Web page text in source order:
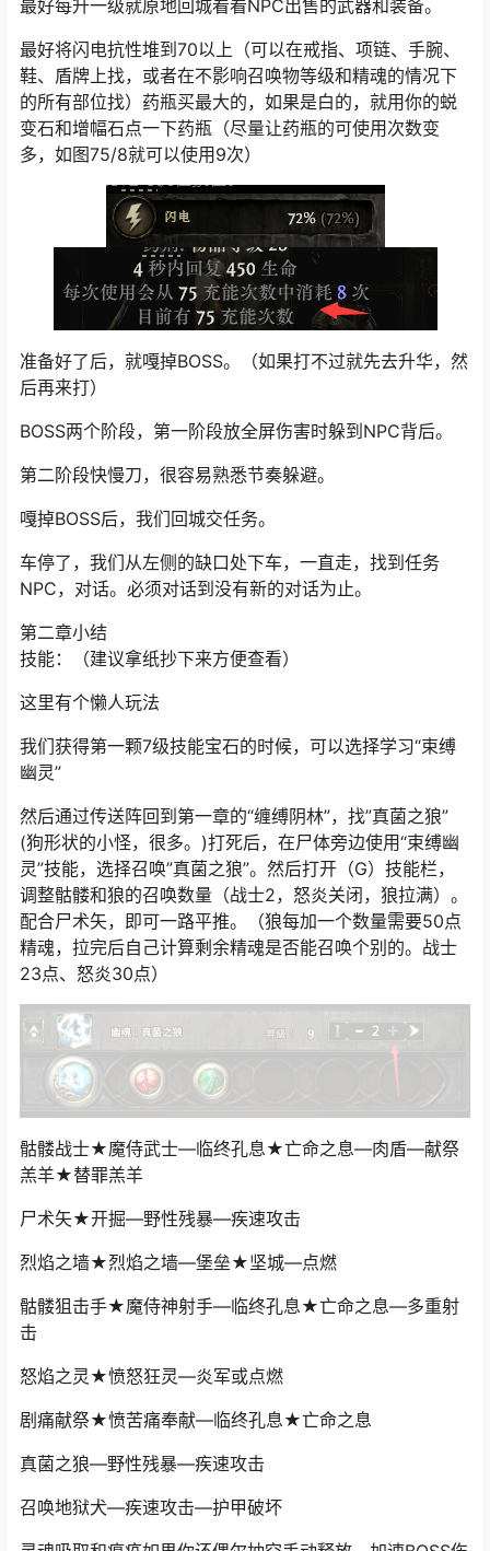
最好将闪电抗性堆到70以上（可以在戒指、项链、手腕、
鞋、盾牌上找，或者在不影响召唤物等级和精魂的情况下
的所有部位找）药瓶买最大的，如果是白的，就用你的蜕
变石和增幅石点一下药瓶（尽量让药瓶的可使用次数变
多，如图75/8就可以使用9次）
准备好了后，就嘎掉BOSS。（如果打不过就先去升华，然
后再来打）
BOSS两个阶段，第一阶段放全屏伤害时躲到NPC背后。
第二阶段快慢刀，很容易熟悉节奏躲避。
嘎掉BOSS后，我们回城交任务。
车停了，我们从左侧的缺口处下车，一直走，找到任务
NPC，对话。必须对话到没有新的对话为止。
第二章小结
技能：（建议拿纸抄下来方便查看）
这里有个懒人玩法
我们获得第一颗7级技能宝石的时候，可以选择学习“束缚
幽灵”
然后通过传送阵回到第一章的“缠缚阴林”，找”真菌之狼”
(狗形状的小怪，很多。)打死后，在尸体旁边使用“束缚幽
灵”技能，选择召唤”真菌之狼”。然后打开（G）技能栏，
调整骷髅和狼的召唤数量（战士2，怒炎关闭，狼拉满）。
配合尸术矢，即可一路平推。（狼每加一个数量需要50点
精魂，拉完后自己计算剩余精魂是否能召唤个别的。战士
23点、怒炎30点）
骷髅战士★魔侍武士—临终孔息★亡命之息—肉盾—献祭
羔羊★替罪羔羊
尸术矢★开掘—野性残暴—疾速攻击
烈焰之墙★烈焰之墙—堡垒★坚城—点燃
骷髅狙击手★魔侍神射手—临终孔息★亡命之息—多重射
击
怒焰之灵★愤怒狂灵—炎军或点燃
剧痛献祭★愤苦痛奉献—临终孔息★亡命之息
真菌之狼—野性残暴—疾速攻击
召唤地狱犬—疾速攻击—护甲破坏
灵魂吸取和瘟疫如果你还偶尔抽空手动释放，加速BOSS伤